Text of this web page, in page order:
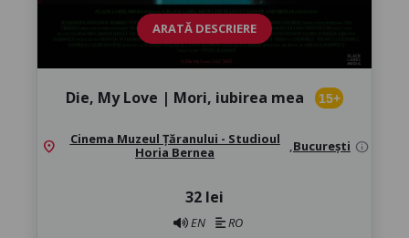
ARATĂ DESCRIERE
Die, My Love | Mori, iubirea mea 15+
location_on
Cinema Muzeul Țăranului - Studioul
Horia Bernea
,București info
32 lei
EN RO